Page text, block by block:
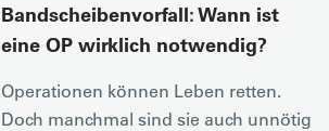
Bandscheibenvorfall: Wann ist
eine OP wirklich notwendig?
Operationen können Leben retten.
Doch manchmal sind sie auch unnötig